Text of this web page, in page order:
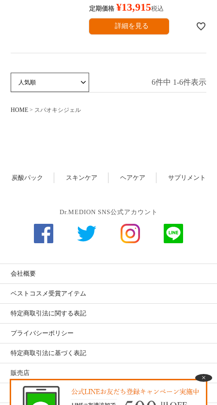
定期価格 ¥13,915税込
詳細を見る
価格が安い順
価格が高い順
新着順
人気順 6件中 1-6件表示
HOME スパオキシジェル
炭酸パック スキンケア ヘアケア サプリメント
Dr.MEDION SNS公式アカウント
会社概要
ベストコスメ受賞アイテム
特定商取引法に関する表記
プライバシーポリシー
特定商取引法に基づく表記
販売店
お客さまの声